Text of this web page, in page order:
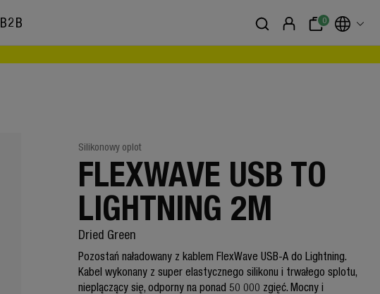
0
B2B
Silikonowy oplot
FLEXWAVE USB TO
LIGHTNING 2M
Dried Green
Pozostań naładowany z kablem FlexWave USB-A do Lightning.
Kabel wykonany z super elastycznego silikonu i trwałego splotu,
nieplączący się, odporny na ponad 50 000 zgięć. Mocny i